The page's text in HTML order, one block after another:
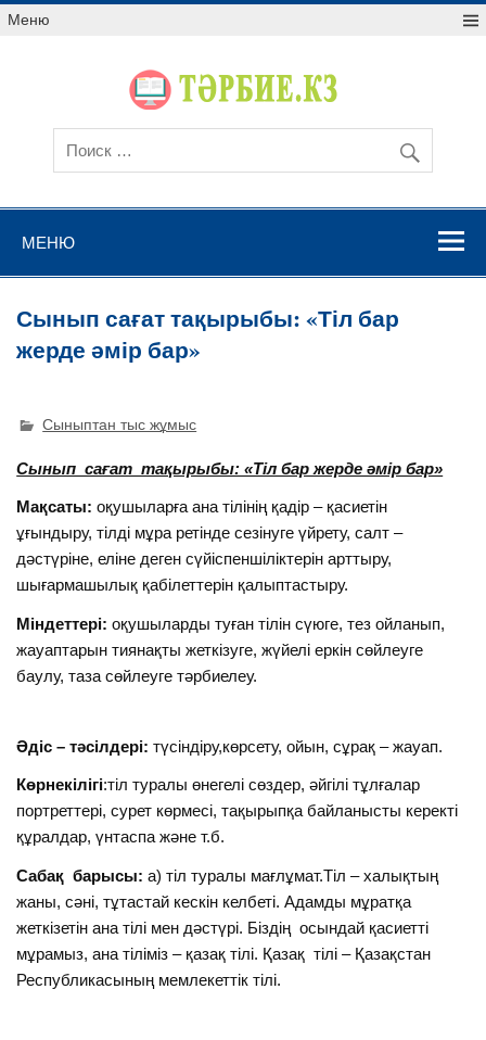
Меню
МЕНЮ
Сынып сағат тақырыбы: «Тіл бар
жерде әмір бар»
Сыныптан тыс жұмыс
Сынып сағат тақырыбы: «Тіл бар жерде әмір бар»
Мақсаты: оқушыларға ана тілінің қадір – қасиетін
ұғындыру, тілді мұра ретінде сезінуге үйрету, салт –
дәстүріне, еліне деген сүйіспеншіліктерін арттыру,
шығармашылық қабілеттерін қалыптастыру.
Міндеттері: оқушыларды туған тілін сүюге, тез ойланып,
жауаптарын тиянақты жеткізуге, жүйелі еркін сөйлеуге
баулу, таза сөйлеуге тәрбиелеу.
Әдіс – тәсілдері: түсіндіру,көрсету, ойын, сұрақ – жауап.
Көрнекілігі:тіл туралы өнегелі сөздер, әйгілі тұлғалар
портреттері, сурет көрмесі, тақырыпқа байланысты керекті
құралдар, үнтаспа және т.б.
Сабақ барысы: а) тіл туралы мағлұмат.Тіл – халықтың
жаны, сәні, тұтастай кескін келбеті. Адамды мұратқа
жеткізетін ана тілі мен дәстүрі. Біздің осындай қасиетті
мұрамыз, ана тіліміз – қазақ тілі. Қазақ тілі – Қазақстан
Республикасының мемлекеттік тілі.